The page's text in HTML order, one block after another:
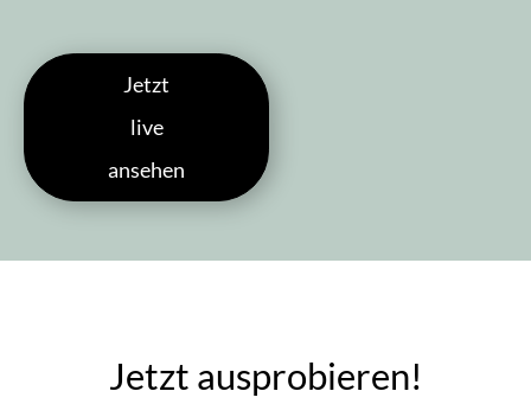
Jetzt
live
ansehen
Jetzt ausprobieren!